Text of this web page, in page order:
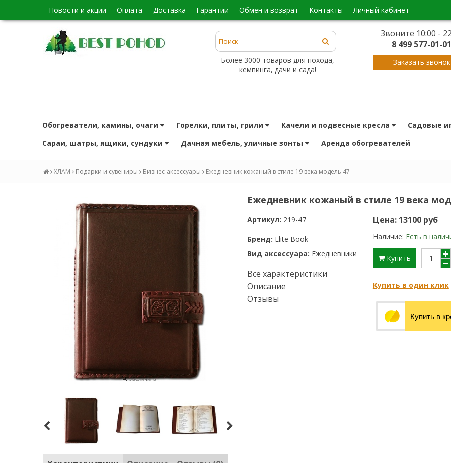
новости и акции оплата доставка гарантии обмен и возврат контакты личный кабинет
Звоните 10:00 -
8 499 577-01-01
Более 3000 товаров для похода,
кемпинга, дачи и сада!
Заказать звонок
обогреватели, камины, очаги горелки, плиты, грили качели и подвесные кресла
садовые
сараи, шатры, ящики, сундуки
дачная мебель, уличные зонты аренда обогревателей
ХЛАМ Подарки и сувениры Бизнес-аксессуары Ежедневник кожаный в стиле 19 века модель 47
Увеличить
Ежедневник кожаный в стиле 19 века
Артикул: 219-47
Бренд: Elite Book
Вид аксессуара: Ежедневники
Все характеристики
Описание
Отзывы
Цена: 13100 руб
Наличие: Есть в
Купить
Купить в один клик
Купить в